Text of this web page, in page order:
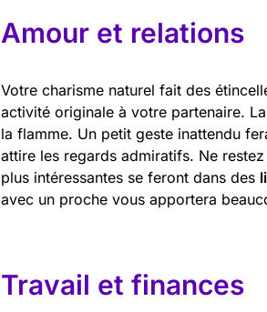
Amour et relations
Votre charisme naturel fait des
activité originale à votre partenaire. La
la flamme. Un petit geste inattendu
attire les regards admiratifs. Ne
plus intéressantes se feront dans des
avec un proche vous apportera
Travail et finances